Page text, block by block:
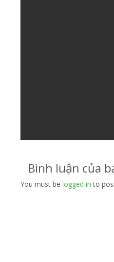
Bình luận của
You must be logged in to